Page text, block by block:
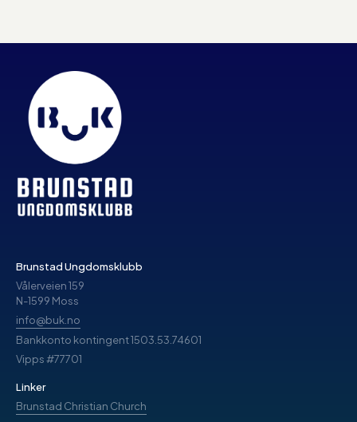
Brunstad Ungdomsklubb
Vålerveien 159
N-1599 Moss
info@buk.no
Bankkonto kontingent 1503.53.74601
Vipps #77701
Linker
Brunstad Christian Church